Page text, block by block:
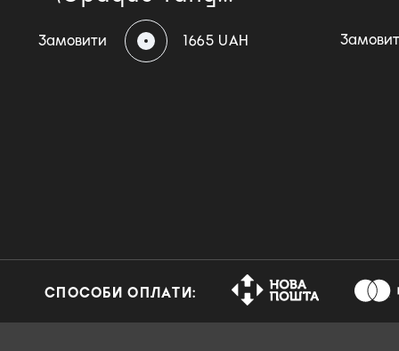
Замовити 1665 UAH
СПОСОБИ ОПЛАТИ: